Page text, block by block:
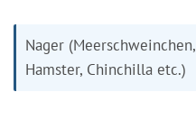
Nager (Meerschweinchen,
Hamster, Chinchilla etc.)